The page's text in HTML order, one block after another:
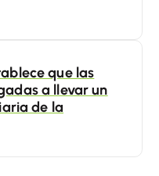
que las
a llevar un
de la